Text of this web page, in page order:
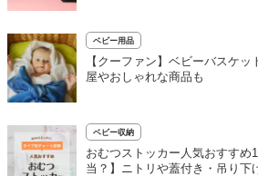
ベビー用品
【クーファン】ベビーバスケ
屋やおしゃれな商品も
ベビー収納
おむつストッカー人気おすすめ
当？】ニトリや蓋付き・吊り下